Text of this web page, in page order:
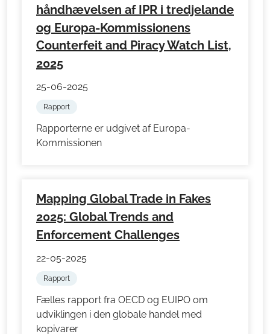
håndhævelsen af IPR i tredjelande
og Europa-Kommissionens
Counterfeit and Piracy Watch List,
2025
25-06-2025
Rapport
Rapporterne er udgivet af Europa-
Kommissionen
Mapping Global Trade in Fakes
2025: Global Trends and
Enforcement Challenges
22-05-2025
Rapport
Fælles rapport fra OECD og EUIPO om
udviklingen i den globale handel med
kopivarer